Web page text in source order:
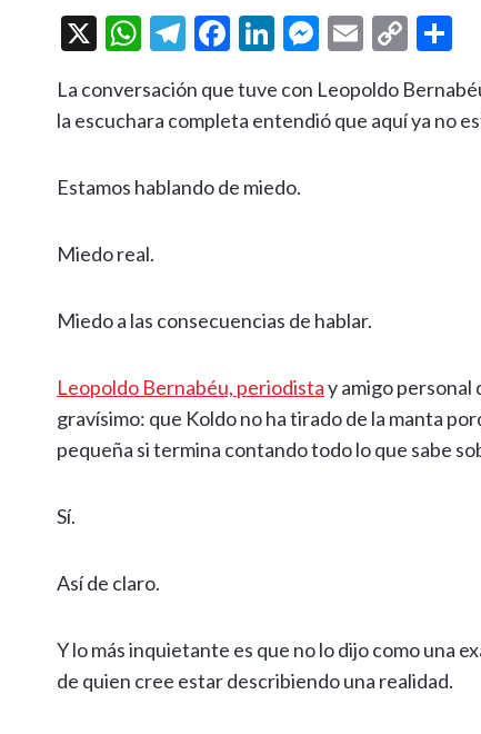
X
W
at
s
A
p
T
e
gr
a
F
e
b
o
Li
ke
dI
n
M
se
n
E
ai
l
C
p
y
m
p
La conversación que tuve con Leopoldo
la escuchara completa entendió que aquí ya no
Estamos hablando de miedo.
Miedo real.
Miedo a las consecuencias de hablar.
Leopoldo Bernabéu, periodistay amigo personal
gravísimo: que Koldo no ha tirado de la manta
pequeña si termina contando todo lo que sabe
Sí.
Así de claro.
Y lo más inquietante es que no lo dijo como una
de quien cree estar describiendo una realidad.